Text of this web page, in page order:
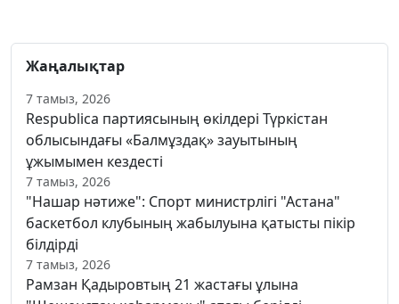
Жаңалықтар
7 тамыз, 2026
Respublica партиясының өкілдері Түркістан
облысындағы «Балмұздақ» зауытының
ұжымымен кездесті
7 тамыз, 2026
"Нашар нәтиже": Спорт министрлігі "Астана"
баскетбол клубының жабылуына қатысты пікір
білдірді
7 тамыз, 2026
Рамзан Қадыровтың 21 жастағы ұлына